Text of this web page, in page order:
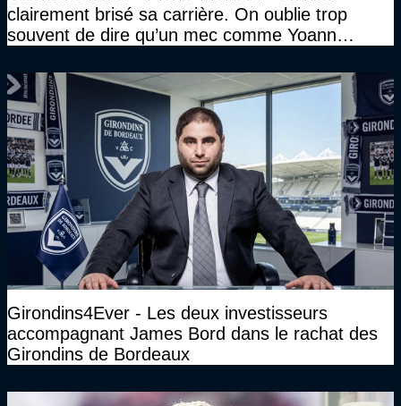
clairement brisé sa carrière. On oublie trop
souvent de dire qu’un mec comme Yoann
Girondins4Ever - Les deux investisseurs
accompagnant James Bord dans le rachat des
Girondins de Bordeaux